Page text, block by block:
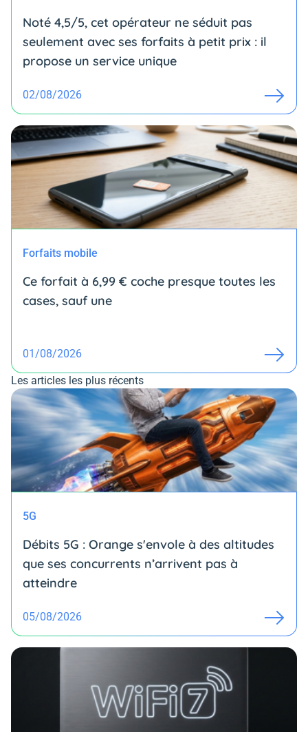
Noté 4,5/5, cet opérateur ne séduit pas
seulement avec ses forfaits à petit prix : il
propose un service unique
02/08/2026
Forfaits mobile
Ce forfait à 6,99 € coche presque toutes les
cases, sauf une
01/08/2026
Les articles les plus récents
5G
Débits 5G : Orange s'envole à des altitudes
que ses concurrents n’arrivent pas à
atteindre
05/08/2026